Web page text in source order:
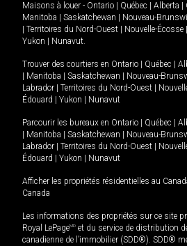
Maisons à louer - Ontario Québec Alberta
Manitoba
Saskatchewan Nouveau-
Territoires du Nord-Ouest Nouvelle-Écosse
Yukon
Nunavut.
Trouver des courtiers en Ontario Québec
Manitoba Saskatchewan Nouveau-
Labrador
Territoires du Nord-Ouest
Édouard
Yukon Nunavut
Parcourir les bureaux en Ontario Québec
Manitoba Saskatchewan Nouveau-
Labrador
Territoires du Nord-Ouest
Édouard
Yukon Nunavut
Afficher les propriétés résidentielles au
Canada
Les informations des propriétés sur ce site
Royal LePageMD et du service de distribution
canadienne de l’immobilier (SDD®). SDD®